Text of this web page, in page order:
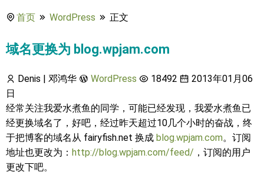
首页 WordPress 正文
域名更换为 blog.wpjam.com
Denis | 邓鸿华 WordPress 18492
2013年01月06
日
经常关注我爱水煮鱼的同学，可能已经发现，我爱水煮鱼已
经更换域名了，好吧，经过昨天超过10几个小时的奋战，终
于把博客的域名从 fairyfish.net 换成 blog.wpjam.com。订阅
地址也更改为： http://blog.wpjam.com/feed/ ，订阅的用户
更改下吧。